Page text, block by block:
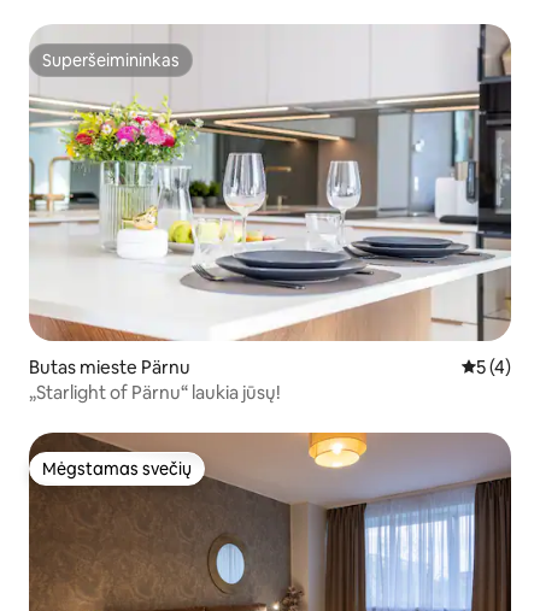
Superšeimininkas
Superšeimininkas
Butas mieste Pärnu Vidutinis
5 (4)
„Starlight of Pärnu“ laukia jūsų!
Mėgstamas svečių
Mėgstamas svečių